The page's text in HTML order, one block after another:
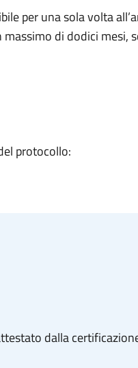
per una sola volta
di dodici mesi,
protocollo:
dalla